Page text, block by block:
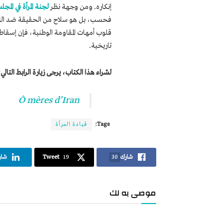
إنكاره. ومن وجهة نظرلجنة المرأة في
فحسب، بل هو سلاح من الحقيقة ضد
قلوب أمهات المقاومة الوطنية، فإن
تاريخية.
لشراء هذا الكتاب، يرجى زيارة الرابط
Ô mères d’Iran
Tags: قيادة المرأة
شارك 30
Tweet 19
موصى به لك